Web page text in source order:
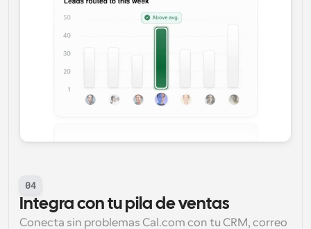
04
Integra con tu pila de ventas
Conecta sin problemas Cal.com con tu CRM, correo